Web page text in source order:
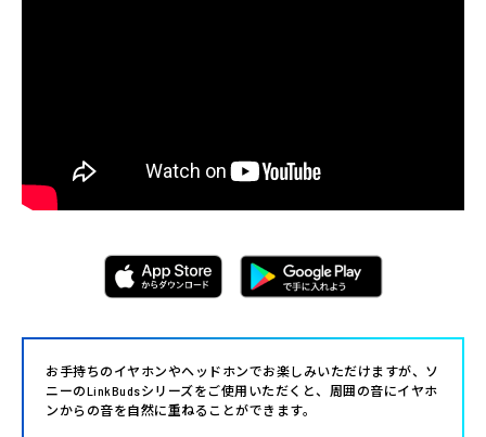
お手持ちのイヤホンやヘッドホンでお楽しみいただけますが、ソ
ニーのLinkBudsシリーズをご使用いただくと、周囲の音にイヤホ
ンからの音を自然に重ねることができます。